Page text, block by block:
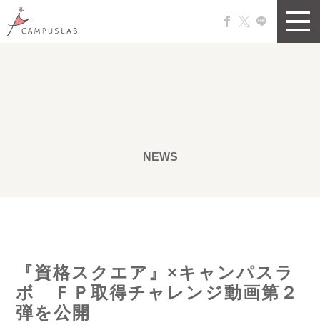
NEWS
『資格スクエア』×キャンパスラ
ボ ＦＰ取得チャレンジ動画第２
弾を公開